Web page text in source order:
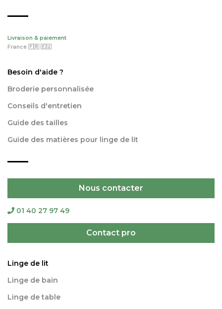
Livraison & paiement
France 🇫🇷 🇪🇺
Besoin d'aide ?
Broderie personnalisée
Conseils d'entretien
Guide des tailles
Guide des matières pour linge de lit
Nous contacter
01 40 27 97 49
Contact pro
Linge de lit
Linge de bain
Linge de table